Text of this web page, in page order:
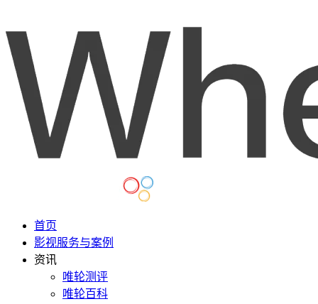
首页
影视服务与案例
资讯
唯轮测评
唯轮百科